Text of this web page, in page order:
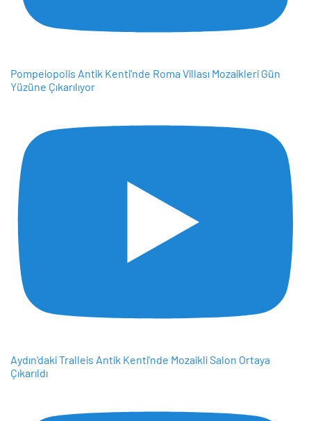
Pompeiopolis Antik Kenti'nde Roma Villası Mozaikleri Gün
Yüzüne Çıkarılıyor
Aydın'daki Tralleis Antik Kenti'nde Mozaikli Salon Ortaya
Çıkarıldı